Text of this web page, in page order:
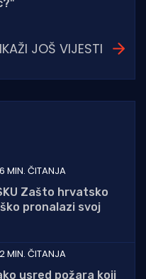
JOŠ VIJESTI
6 MIN. ČITANJA
Zašto hrvatsko
pronalazi svoj
2 MIN. ČITANJA
usred požara koji